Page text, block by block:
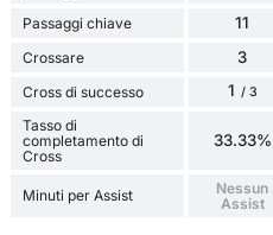
Passaggi chiave 11
Crossare 3
Cross di successo 1 / 3
Tasso di
completamento di
Cross
33.33%
Minuti per Assist
Nessun
Assist